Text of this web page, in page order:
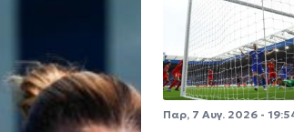
Παρ, 7 Αυγ. 2026 -